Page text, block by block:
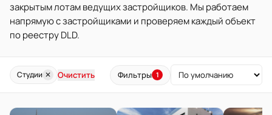
закрытым лотам ведущих застройщиков. Мы работаем
напрямую с застройщиками и проверяем каждый объект
по реестру DLD.
Студии ✕ Очистить Фильтры 1